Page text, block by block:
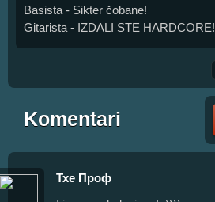
Basista - Sikter čobane!
Gitarista - IZDALI STE HARDCORE!
Komentari
Тхе Проф